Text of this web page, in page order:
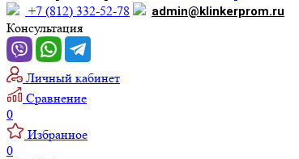
+7 (812) 332-52-78
admin@klinkerprom.ru
Консультация
Личный кабинет
Сравнение
0
Избранное
0